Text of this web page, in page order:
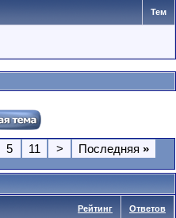
Тем
5 11 > Последняя »
Рейтинг Ответов